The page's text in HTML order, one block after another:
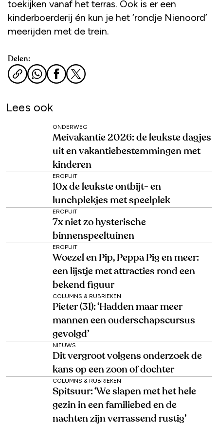
toekijken vanaf het terras. Ook is er een
kinderboerderij én kun je het ‘rondje Nienoord’
meerijden met de trein.
Delen:
Lees ook
ONDERWEG
Meivakantie 2026: de leukste dagjes
uit en vakantiebestemmingen met
kinderen
EROPUIT
10x de leukste ontbijt- en
lunchplekjes met speelplek
EROPUIT
7x niet zo hysterische
binnenspeeltuinen
EROPUIT
Woezel en Pip, Peppa Pig en meer:
een lijstje met attracties rond een
bekend figuur
COLUMNS & RUBRIEKEN
Pieter (31): ‘Hadden maar meer
mannen een ouderschapscursus
gevolgd’
NIEUWS
Dit vergroot volgens onderzoek de
kans op een zoon of dochter
COLUMNS & RUBRIEKEN
Spitsuur: ‘We slapen met het hele
gezin in een familiebed en de
nachten zijn verrassend rustig’